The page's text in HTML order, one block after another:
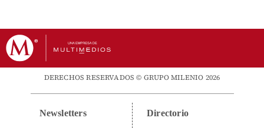
DERECHOS RESERVADOS © GRUPO MILENIO 2026
Newsletters Directorio